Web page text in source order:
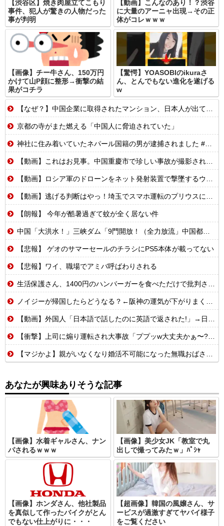
【渋谷区】焼き肉屋立てこもり
事件、犯人が驚きの人物だった
事が判明
【動画】こんなのあり！？渋谷
に大量のアーニャ出現→その正
体がコレｗｗｗ
【画像】チー牛さん、150万円
かけて山P顔に整形→衝撃の結
果がコチラ
【驚愕】YOASOBIのikuraさ
ん、とんでもない進化を遂げる
w
【なぜ？】中国企業に取得されたマンション、日本人が出ていきネパール人で埋まる
京都の寺がまた燃える「中国人に脅迫されていた」
神社に住み着いていたネパール国籍の男が逮捕されました #移民 #外国人
【動画】これはお見事。中国重慶市で珍しい事故が撮影される。
【動画】ロシア軍のドローンをネット発射装置で撃墜するウクライナ。
【動画】逃げる判断はやっ！埼玉でスマホ運転のプリウスに当て逃げされる車載。
【朗報】 今年が酷暑過ぎて蚊が全く居ない件
中国「大洪水！」三峡ダム「9門開放！（全力放流」中国都市「三峡沿線の道路水没」中国政府「高速道路封鎖！」中国ダム「緊急放流に合わせて開門（土砂崩れ発生」→
【悲報】 ゲオのサマーセールのチラシにPS5本体が載ってない
【悲報】ワイ、職場でアミバ呼ばわりされる
生活保護さん、1400円のハンバーガーを食べただけで批判される
ノイジーが帰国したらどうなる？←阪神の運気が下がりまくるやろな
【動画】外国人「日本語で話したのに英語で返された!」→日本人「まず発音を聞かせろ」
【衝撃】上司に煽り運転され大事故「ププッw大丈夫かぁ〜?w」→俺「あなたのせいで玉突き事故発生してますが」「え!?」
【マジかよ】親がいなくなり婚活不可能になった無職おばさんの悲惨な末路ww
あなたが興味ありそうな記事
【画像】水着ギャルさん、ナン
パされるｗｗｗ
【画像】美少女JK「教室で丸
出しで撮ってみたｗ」ﾊﾟｼｬ
【画像】ホンダさん、他社製品
を真似して作ったバイクがとん
でもない仕上がりに・・・
【超画像】韓国の風嬢さん、サ
ービスが過激すぎてヤバイ様子
をご覧ください